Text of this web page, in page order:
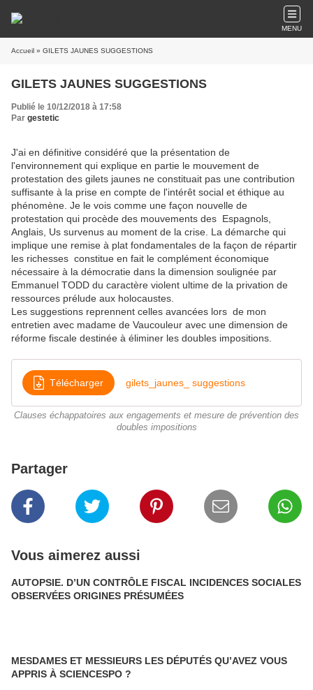
MENU
Accueil » GILETS JAUNES SUGGESTIONS
GILETS JAUNES SUGGESTIONS
Publié le 10/12/2018 à 17:58
Par gestetic
J'ai en définitive considéré que la présentation de
l'environnement qui explique en partie le mouvement de
protestation des gilets jaunes ne constituait pas une contribution
suffisante à la prise en compte de l'intérêt social et éthique au
phénomène. Je le vois comme une façon nouvelle de
protestation qui procède des mouvements des Espagnols,
Anglais, Us survenus au moment de la crise. La démarche qui
implique une remise à plat fondamentales de la façon de répartir
les richesses constitue en fait le complément économique
nécessaire à la démocratie dans la dimension soulignée par
Emmanuel TODD du caractère violent ultime de la privation de
ressources prélude aux holocaustes.
Les suggestions reprennent celles avancées lors de mon
entretien avec madame de Vaucouleur avec une dimension de
réforme fiscale destinée à éliminer les doubles impositions.
Télécharger gilets_jaunes_ suggestions
Clauses échappatoires aux engagements et mesure de prévention des
doubles impositions
Partager
Vous aimerez aussi
AUTOPSIE. D’UN CONTRÔLE FISCAL INCIDENCES SOCIALES
OBSERVÉES ORIGINES PRÉSUMÉES
MESDAMES ET MESSIEURS LES DÉPUTÉS QU’AVEZ VOUS
APPRIS À SCIENCESPO ?